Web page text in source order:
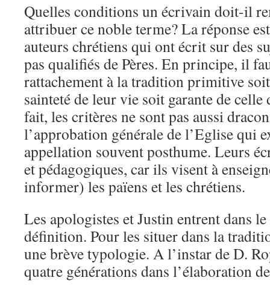
Quelles conditions un écrivain doit-il
attribuer ce noble terme? La réponse
auteurs chrétiens qui ont écrit sur des
pas qualifiés de Pères. En principe, il
rattachement à la tradition primitive
sainteté de leur vie soit garante de
fait, les critères ne sont pas aussi
l’approbation générale de l’Eglise qui
appellation souvent posthume. Leurs
et pédagogiques, car ils visent à
informer) les païens et les chrétiens.
Les apologistes et Justin entrent dans le
définition. Pour les situer dans la
une brève typologie. A l’instar de D.
quatre générations dans l’élaboration